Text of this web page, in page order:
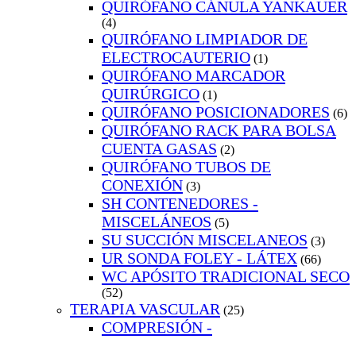
QUIRÓFANO CÁNULA YANKAUER
(4)
QUIRÓFANO LIMPIADOR DE
ELECTROCAUTERIO (1)
QUIRÓFANO MARCADOR
QUIRÚRGICO (1)
QUIRÓFANO POSICIONADORES (6)
QUIRÓFANO RACK PARA BOLSA
CUENTA GASAS (2)
QUIRÓFANO TUBOS DE
CONEXIÓN (3)
SH CONTENEDORES -
MISCELÁNEOS (5)
SU SUCCIÓN MISCELANEOS (3)
UR SONDA FOLEY - LÁTEX (66)
WC APÓSITO TRADICIONAL SECO
(52)
TERAPIA VASCULAR (25)
COMPRESIÓN -